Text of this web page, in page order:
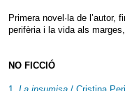
Primera novel·la de
perifèria i la vida als
NO FICCIÓ